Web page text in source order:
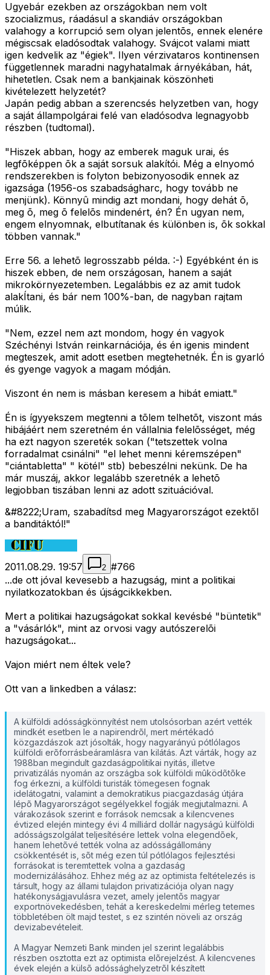
Ugyebár ezekben az országokban nem volt
szocializmus, ráadásul a skandiáv országokban
valahogy a korrupció sem olyan jelentõs, ennek elenére
mégiscsak eladósodtak valahogy. Svájcot valami miatt
igen kedvelik az "égiek". Ilyen vérzivataros kontinensen
függetlennek maradni nagyhatalmak árnyékában, hát,
hihetetlen. Csak nem a bankjainak köszönheti
kivételezett helyzetét?
Japán pedig abban a szerencsés helyzetben van, hogy
a saját állampolgárai felé van eladósodva legnagyobb
részben (tudtomal).
"Hiszek abban, hogy az emberek maguk urai, és
legfõképpen õk a saját sorsuk alakítói. Még a elnyomó
rendszerekben is folyton bebizonyosodik ennek az
igazsága (1956-os szabadságharc, hogy tovább ne
menjünk). Könnyû mindig azt mondani, hogy dehát õ,
meg õ, meg õ felelõs mindenért, én? Én ugyan nem,
engem elnyomnak, elbutítanak és különben is, õk sokkal
többen vannak."
Erre 56. a lehetõ legrosszabb példa. :-) Egyébként én is
hiszek ebben, de nem országosan, hanem a saját
mikrokörnyezetemben. Legalábbis ez az amit tudok
alakÍtani, és bár nem 100%-ban, de nagyban rajtam
múlik.
"Nem, ezzel nem azt mondom, hogy én vagyok
Széchényi István reinkarnációja, és én igenis mindent
megteszek, amit adott esetben megtehetnék. Én is gyarló
és gyenge vagyok a magam módján.
Viszont én nem is másban keresem a hibát emiatt."
Én is ígyyekszem megtenni a tõlem telhetõt, viszont más
hibájáért nem szeretném én vállalnia felelõsséget, még
ha ezt nagyon szereték sokan ("tetszettek volna
forradalmat csinálni" "el lehet menni kéremszépen"
"ciántabletta" " kötél" stb) bebeszélni nekünk. De ha
már muszáj, akkor legalább szeretnék a lehetõ
legjobban tiszában lenni az adott szituációval.
&#8222;Uram, szabadítsd meg Magyarországot ezektől
a banditáktól!"
2011.08.29. 19:57 2 #766
...de ott jóval kevesebb a hazugság, mint a politikai
nyilatkozatokban és újságcikkekben.
Mert a politikai hazugságokat sokkal kevésbé "büntetik"
a "vásárlók", mint az orvosi vagy autószerelõi
hazugságokat...
Vajon miért nem éltek vele?
Ott van a linkedben a válasz:
A külföldi adósságkönnyítést nem utolsósorban azért vették
mindkét esetben le a napirendrõl, mert mértékadó
közgazdászok azt jósolták, hogy nagyarányú pótlólagos
külföldi erõforrás­beáramlásra van kilátás. Azt várták, hogy az
1988­ban megindult gazdaságpolitikai nyitás, illetve
privatizálás nyomán az országba sok külföldi mûködõtõke
fog érkezni, a külföldi turisták tömegesen fognak
idelátogatni, valamint a demokratikus piacgazdaság útjára
lépõ Magyarországot segélyekkel fogják megjutalmazni. A
várakozások szerint e források nemcsak a kilencvenes
évtized elején mintegy évi 4 milliárd dollár nagyságú külföldi
adósságszolgálat teljesítésére lettek volna elegendõek,
hanem lehetõvé tették volna az adósságállomány
csökkentését is, sõt még ezen túl pótlólagos fejlesztési
forrásokat is teremtettek volna a gazdaság
modernizálásához. Ehhez még az az optimista feltételezés is
társult, hogy az állami tulajdon privatizációja olyan nagy
hatékonyságjavulásra vezet, amely jelentõs magyar
exportnövekedésben, tehát a kereskedelmi mérleg tetemes
többletében ölt majd testet, s ez szintén növeli az ország
devizabevételeit.
A Magyar Nemzeti Bank minden jel szerint legalábbis
részben osztotta ezt az optimista elõrejelzést. A kilencvenes
évek elején a külsõ adóssághelyzetrõl készített